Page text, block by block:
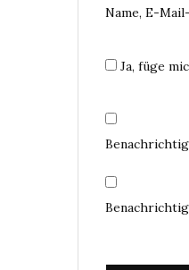
Name, E-
Ja, füge